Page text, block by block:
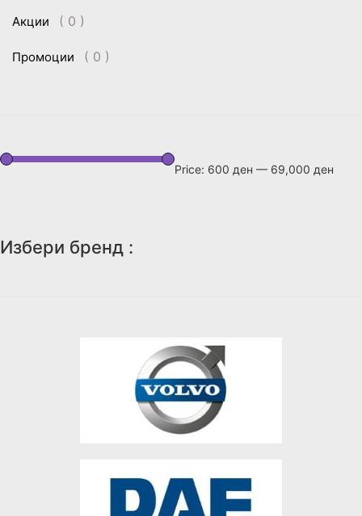
Акции ( 0 )
Промоции ( 0 )
Price: 600 ден — 69,000 ден
Избери бренд :